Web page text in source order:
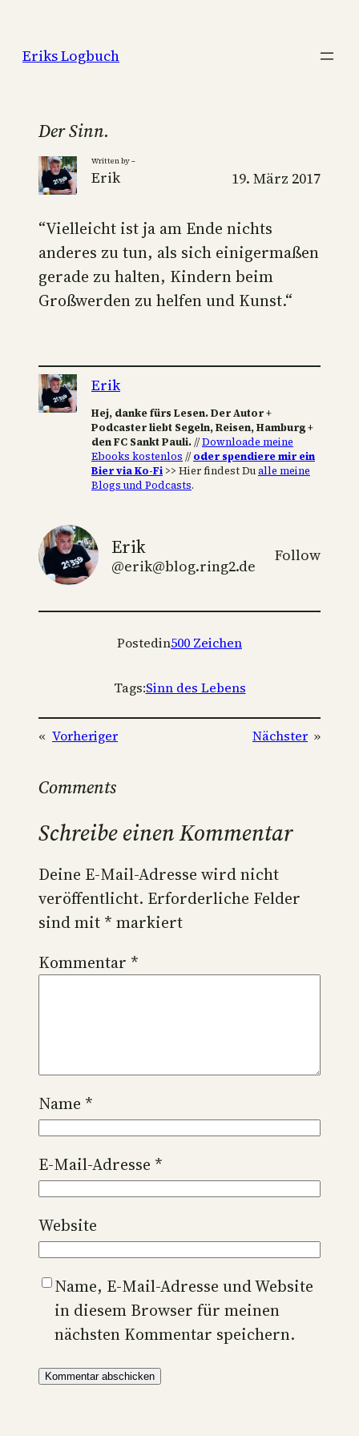
springen
Eriks Logbuch
Der Sinn.
Written by –
Erik 19. März 2017
‪“Vielleicht ist ja am Ende nichts
anderes zu tun, als sich einigermaßen
gerade zu halten, Kindern beim
Großwerden zu helfen und Kunst.“‬
Erik
Hej, danke fürs Lesen. Der Autor +
Podcaster liebt Segeln, Reisen, Hamburg +
den FC Sankt Pauli.//Downloade meine
Ebooks kostenlos //oder spendiere mir ein
Bier via Ko-Fi >> Hier findest Dualle meine
Blogs und Podcasts.
Erik
@erik@blog.ring2.de
Follow
Postedin500 Zeichen
Tags:Sinn des Lebens
« Vorheriger Nächster »
Comments
Schreibe einen Kommentar
Deine E-Mail-Adresse wird nicht
veröffentlicht. Erforderliche Felder
sind mit * markiert
Kommentar *
Name *
E-Mail-Adresse *
Website
Name, E-Mail-Adresse und Website
in diesem Browser für meinen
nächsten Kommentar speichern.